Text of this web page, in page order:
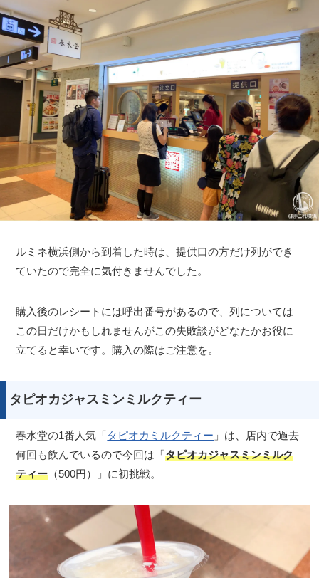
ルミネ横浜側から到着した時は、提供口の方だけ列ができ
ていたので完全に気付きませんでした。
購入後のレシートには呼出番号があるので、列については
この日だけかもしれませんがこの失敗談がどなたかお役に
立てると幸いです。購入の際はご注意を。
タピオカジャスミンミルクティー
春水堂の1番人気「タピオカミルクティー 」は、店内で過去
何回も飲んでいるので今回は「タピオカジャスミンミルク
ティー （500円）」に初挑戦。